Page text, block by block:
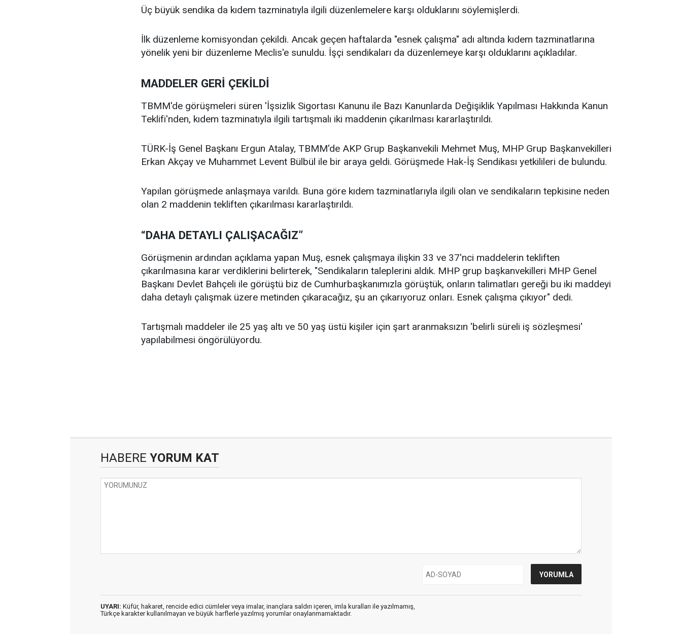
Üç büyük sendika da kıdem tazminatıyla ilgili düzenlemelere karşı olduklarını söylemişlerdi.
İlk düzenleme komisyondan çekildi. Ancak geçen haftalarda "esnek çalışma" adı altında kıdem tazminatlarına
yönelik yeni bir düzenleme Meclis'e sunuldu. İşçi sendikaları da düzenlemeye karşı olduklarını açıkladılar.
MADDELER GERİ ÇEKİLDİ
TBMM'de görüşmeleri süren 'İşsizlik Sigortası Kanunu ile Bazı Kanunlarda Değişiklik Yapılması Hakkında Kanun
Teklifi'nden, kıdem tazminatıyla ilgili tartışmalı iki maddenin çıkarılması kararlaştırıldı.
TÜRK-İş Genel Başkanı Ergun Atalay, TBMM'de AKP Grup Başkanvekili Mehmet Muş, MHP Grup Başkanvekilleri
Erkan Akçay ve Muhammet Levent Bülbül ile bir araya geldi. Görüşmede Hak-İş Sendikası yetkilileri de bulundu.
Yapılan görüşmede anlaşmaya varıldı. Buna göre kıdem tazminatlarıyla ilgili olan ve sendikaların tepkisine neden
olan 2 maddenin tekliften çıkarılması kararlaştırıldı.
“DAHA DETAYLI ÇALIŞACAĞIZ”
Görüşmenin ardından açıklama yapan Muş, esnek çalışmaya ilişkin 33 ve 37'nci maddelerin tekliften
çıkarılmasına karar verdiklerini belirterek, "Sendikaların taleplerini aldık. MHP grup başkanvekilleri MHP Genel
Başkanı Devlet Bahçeli ile görüştü biz de Cumhurbaşkanımızla görüştük, onların talimatları gereği bu iki maddeyi
daha detaylı çalışmak üzere metinden çıkaracağız, şu an çıkarıyoruz onları. Esnek çalışma çıkıyor" dedi.
Tartışmalı maddeler ile 25 yaş altı ve 50 yaş üstü kişiler için şart aranmaksızın 'belirli süreli iş sözleşmesi'
yapılabilmesi öngörülüyordu.
HABERE YORUM KAT
UYARI: Küfür, hakaret, rencide edici cümleler veya imalar, inançlara saldırı içeren, imla kuralları ile yazılmamış,
Türkçe karakter kullanılmayan ve büyük harflerle yazılmış yorumlar onaylanmamaktadır.